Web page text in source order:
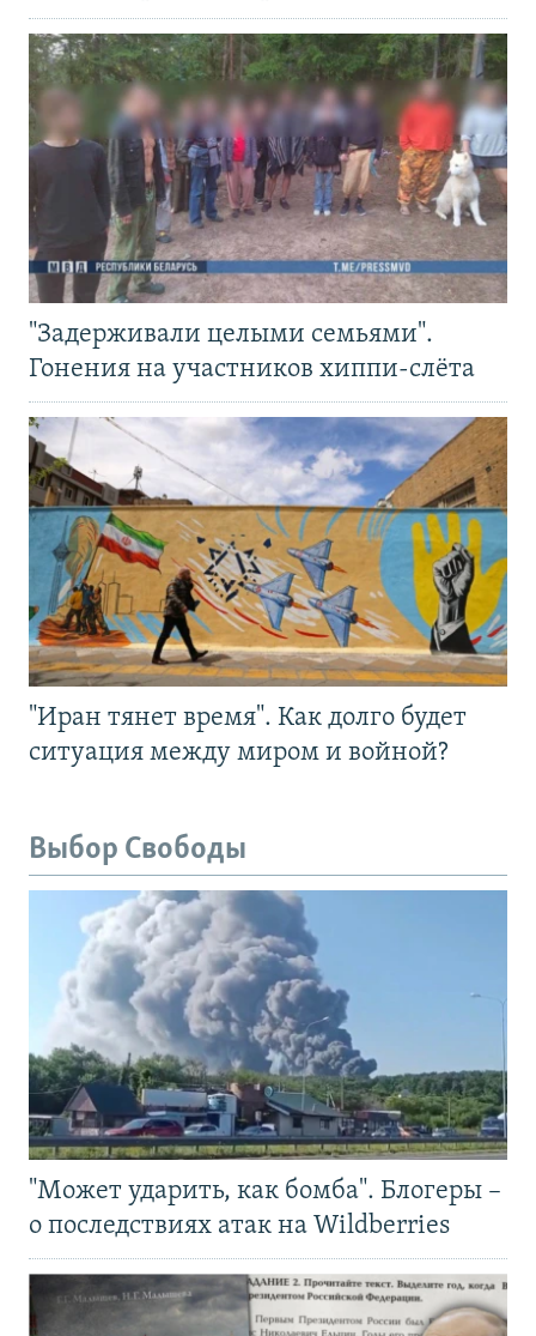
"Задерживали целыми семьями".
Гонения на участников хиппи-слёта
"Иран тянет время". Как долго будет
ситуация между миром и войной?
Выбор Свободы
"Может ударить, как бомба". Блогеры –
о последствиях атак на Wildberries